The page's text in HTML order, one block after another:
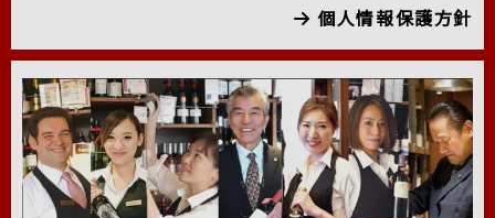
個人情報保護方針